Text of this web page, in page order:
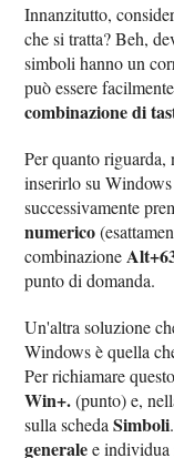
Innanzitutto,
che si tratta? Beh,
simboli hanno un
può essere
combinazione di
Per quanto
inserirlo su
successivamente
numerico
combinazione
punto di domanda.
Un'altra soluzione
Windows è quella
Per richiamare
Win+.(punto) e,
sulla schedaSimboli
generalee